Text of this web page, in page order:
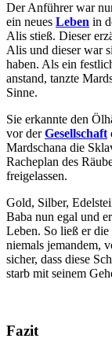
Der Anführer war
ein neues Leben in
Alis stieß. Dieser
Alis und dieser war
haben. Als ein
anstand, tanzte
Sinne.
Sie erkannte den
vor derGesellschaft
Mardschana die
Racheplan des
freigelassen.
Gold, Silber,
Baba nun egal und
Leben. So ließ er
niemals jemandem,
sicher, dass diese
starb mit seinem
Fazit